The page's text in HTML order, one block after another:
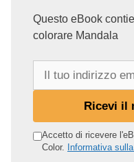
Questo eBook
colorare Mandala
o
Ricevi il
Accetto di ricevere
Color. Informativa